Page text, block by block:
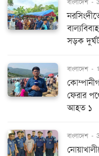
বাংলাদেশ -
সড়ক
বাংলাদেশ -
ফেরার
আহত ১
বাংলাদেশ -